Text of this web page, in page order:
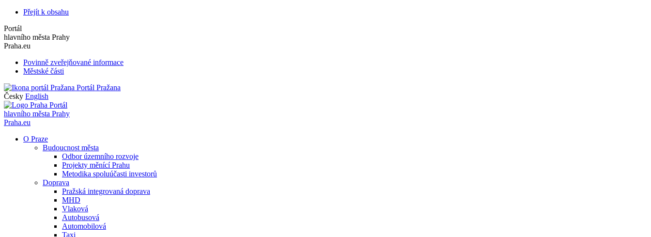
Přejít k obsahu
Portál
hlavního města Prahy
Praha.eu
Povinně zveřejňované informace
Městské části
Portál Pražana
Česky English
Portál
hlavního města Prahy
Praha.eu
O Praze
Budoucnost města
Odbor územního rozvoje
Projekty měnící Prahu
Metodika spoluúčasti investorů
Doprava
Pražská integrovaná doprava
MHD
Vlaková
Autobusová
Automobilová
Taxi